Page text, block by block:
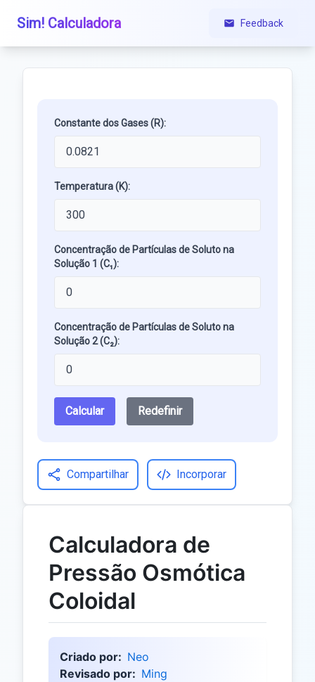
Sim! Calculadora Feedback
Constante dos Gases (R):
Temperatura (K):
Concentração de Partículas de Soluto na
Solução 1 (C₁):
Concentração de Partículas de Soluto na
Solução 2 (C₂):
Calcular Redefinir
Compartilhar Incorporar
Calculadora de
Pressão Osmótica
Coloidal
Criado por: Neo
Revisado por: Ming